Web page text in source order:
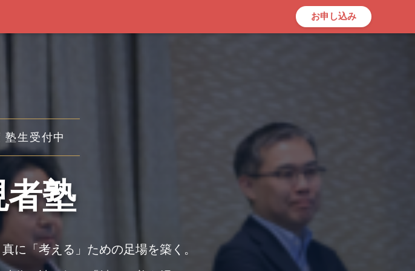
お申し込み
塾生受付中
塾
に「考える」ための足場を築く。